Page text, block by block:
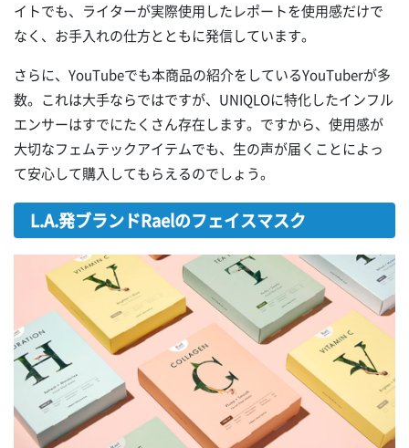
イトでも、ライターが実際使用したレポートを使用感だけで
なく、お手入れの仕方とともに発信しています。
さらに、YouTubeでも本商品の紹介をしているYouTuberが多
数。これは大手ならではですが、UNIQLOに特化したインフル
エンサーはすでにたくさん存在します。ですから、使用感が
大切なフェムテックアイテムでも、生の声が届くことによっ
て安心して購入してもらえるのでしょう。
L.A.発ブランドRaelのフェイスマスク